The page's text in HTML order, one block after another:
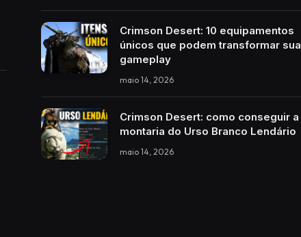
Crimson Desert: 10 equipamentos
únicos que podem transformar sua
gameplay
maio 14, 2026
Crimson Desert: como conseguir a
montaria do Urso Branco Lendário
maio 14, 2026